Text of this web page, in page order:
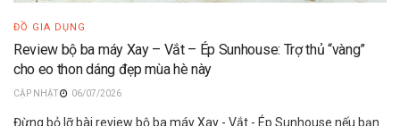
ĐỒ GIA DỤNG
Review bộ ba máy Xay – Vắt – Ép Sunhouse: Trợ thủ “vàng”
cho eo thon dáng đẹp mùa hè này
06/07/2026
Đừng bỏ lỡ bài review bộ ba máy Xay - Vắt - Ép Sunhouse nếu bạn